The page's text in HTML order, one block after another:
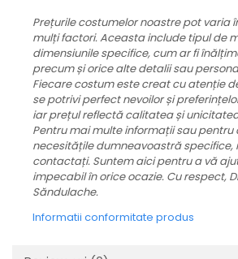
Prețurile costumelor noastre pot varia
mulți factori. Aceasta include tipul de
dimensiunile specifice, cum ar fi
precum și orice alte detalii sau
Fiecare costum este creat cu atenție
se potrivi perfect nevoilor și
iar prețul reflectă calitatea și
Pentru mai multe informații sau
necesitățile dumneavoastră specifice,
contactați. Suntem aici pentru a vă
impecabil în orice ocazie. Cu respect,
Săndulache.
Informatii conformitate produs